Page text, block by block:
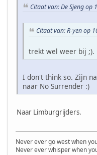
Citaat van: De Sjeng
Citaat van: R-yen op
trekt wel weer bij ;).
I don't think so. Zijn
naar No Surrender :)
Naar Limburgrijders.
Never ever go west when
Never ever whisper when